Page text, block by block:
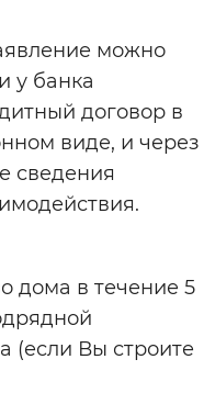
можно
у банка
договор в
виде, и через
сведения
дома в течение 5
(если Вы строите